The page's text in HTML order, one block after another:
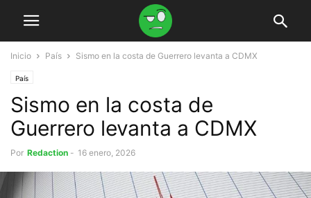
Inicio País Sismo en la costa de Guerrero levanta a CDMX
País
Sismo en la costa de
Guerrero levanta a CDMX
Por Redaction - 16 enero, 2026